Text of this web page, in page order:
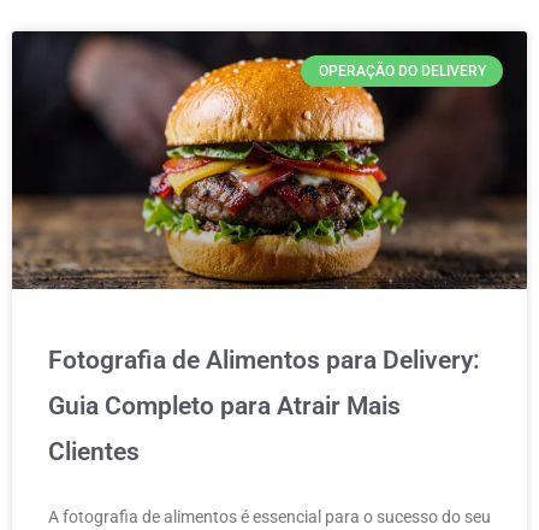
OPERAÇÃO DO DELIVERY
Fotografia de Alimentos para Delivery:
Guia Completo para Atrair Mais
Clientes
A fotografia de alimentos é essencial para o sucesso do seu